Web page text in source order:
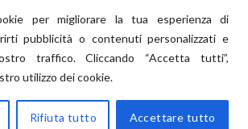
per migliorare la tua esperienza di
pubblicità o contenuti personalizzati e
traffico. Cliccando “Accetta tutti”,
utilizzo dei cookie.
Rifiuta tutto Accettare tutto